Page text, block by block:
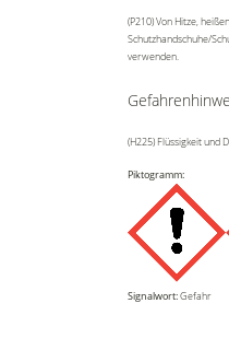
(P210) Von Hitze,
Schutzhandschuhe/
verwenden.
(H225) Flüssigkeit und
Piktogramm:
Signalwort:Gefahr